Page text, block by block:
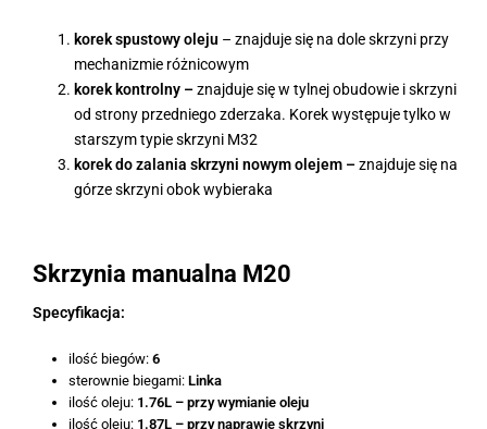
korek spustowy oleju – znajduje się na dole skrzyni przy
mechanizmie różnicowym
korek kontrolny –znajduje się w tylnej obudowie i skrzyni
od strony przedniego zderzaka. Korek występuje tylko w
starszym typie skrzyni M32
korek do zalania skrzyni nowym olejem –znajduje się na
górze skrzyni obok wybieraka
Skrzynia manualna M20
Specyfikacja:
ilość biegów:6
sterownie biegami:Linka
ilość oleju: 1.76L – przy wymianie oleju
ilość oleju: 1.87L – przy naprawie skrzyni